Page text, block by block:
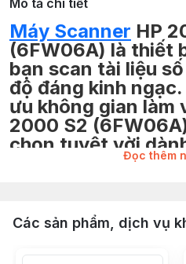
Mô tả chi tiết
Máy Scanner HP
(6FW06A) là thiết
bạn scan tài liệu
độ đáng kinh
ưu không gian làm
2000 S2
chọn tuyệt vời
việc văn phòng
Thiết kế gọn gàng hiện
Đọc thêm
Các sản phẩm, dịch vụ